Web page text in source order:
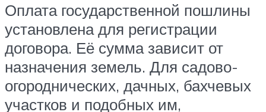
Оплата государственной пошлины
установлена для регистрации
договора. Её сумма зависит от
назначения земель. Для садово-
огороднических, дачных, бахчевых
участков и подобных им,